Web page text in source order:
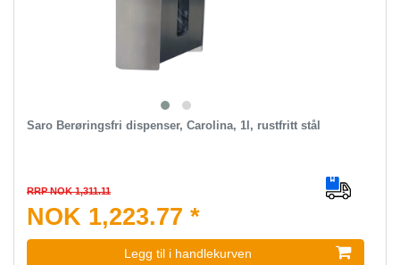
Saro Berøringsfri dispenser, Carolina, 1l, rustfritt stål
RRP NOK 1,311.11
NOK 1,223.77 *
Legg til i handlekurven